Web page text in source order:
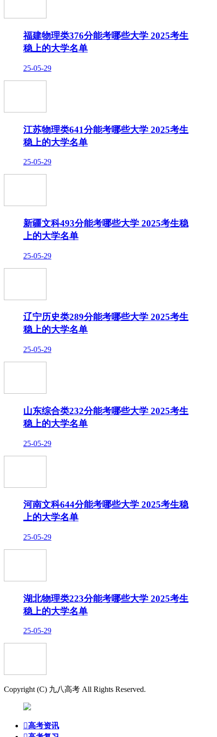
福建物理类376分能考哪些大学 2025考生
稳上的大学名单
25-05-29
江苏物理类641分能考哪些大学 2025考生
稳上的大学名单
25-05-29
新疆文科493分能考哪些大学 2025考生稳
上的大学名单
25-05-29
辽宁历史类289分能考哪些大学 2025考生
稳上的大学名单
25-05-29
山东综合类232分能考哪些大学 2025考生
稳上的大学名单
25-05-29
河南文科644分能考哪些大学 2025考生稳
上的大学名单
25-05-29
湖北物理类223分能考哪些大学 2025考生
稳上的大学名单
25-05-29
Copyright (C) 九八高考 All Rights Reserved.
高考资讯